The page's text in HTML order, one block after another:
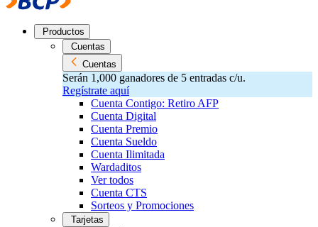
Productos
Cuentas
Cuentas
Serán 1,000 ganadores de 5 entradas c/u.
Regístrate aquí
Cuenta Contigo: Retiro AFP
Cuenta Digital
Cuenta Premio
Cuenta Sueldo
Cuenta Ilimitada
Wardaditos
Ver todos
Cuenta CTS
Sorteos y Promociones
Tarjetas